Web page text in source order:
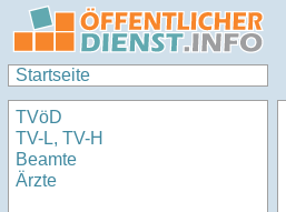
Startseite
TVöD
TV-L, TV-H
Beamte
Ärzte